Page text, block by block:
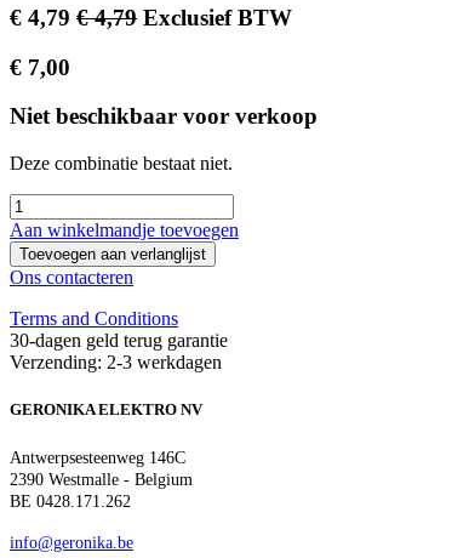
€ 4,79 €4,79 Exclusief BTW
€ 7,00
Niet beschikbaar voor verkoop
Deze combinatie bestaat niet.
Aan winkelmandje toevoegen
Toevoegen aan verlanglijst
Ons contacteren
Terms and Conditions
30-dagen geld terug garantie
Verzending: 2-3 werkdagen
GERONIKA ELEKTRO NV
Antwerpsesteenweg 146C
2390 Westmalle - Belgium
BE 0428.171.262
info@geronika.be